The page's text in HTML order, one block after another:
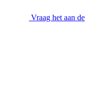
Vraag het aan de